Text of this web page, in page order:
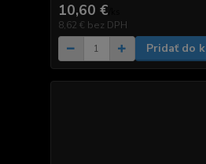
10,60 €
8,62 € bez DPH
Pridať do